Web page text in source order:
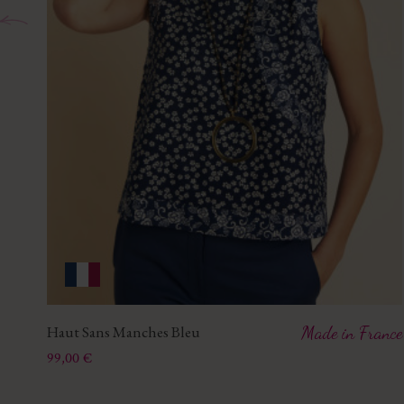
Haut Sans Manches Bleu
Prix
99,00 €
Made in France